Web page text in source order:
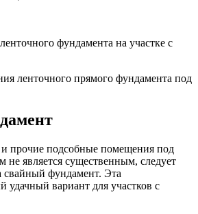
фундамента на участке с
ленточного прямого фундамента под
прочие подсобные помещения под
является существенным, следует
свайный фундамент. Эта
удачный вариант для участков с